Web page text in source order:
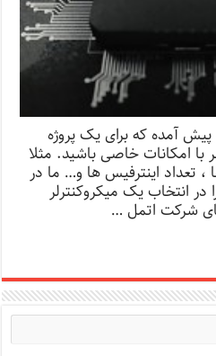
آمده که برای یک پروژه
با امکانات خاصی باشید. مثلا
تعداد اینترفیس ها و… ما در
انتخاب یک میکروکنترلر
شرکت اتمل …